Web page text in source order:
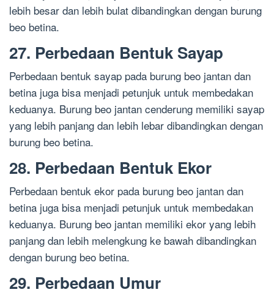
lebih besar dan lebih bulat dibandingkan dengan burung
beo betina.
27. Perbedaan Bentuk Sayap
Perbedaan bentuk sayap pada burung beo jantan dan
betina juga bisa menjadi petunjuk untuk membedakan
keduanya. Burung beo jantan cenderung memiliki sayap
yang lebih panjang dan lebih lebar dibandingkan dengan
burung beo betina.
28. Perbedaan Bentuk Ekor
Perbedaan bentuk ekor pada burung beo jantan dan
betina juga bisa menjadi petunjuk untuk membedakan
keduanya. Burung beo jantan memiliki ekor yang lebih
panjang dan lebih melengkung ke bawah dibandingkan
dengan burung beo betina.
29. Perbedaan Umur